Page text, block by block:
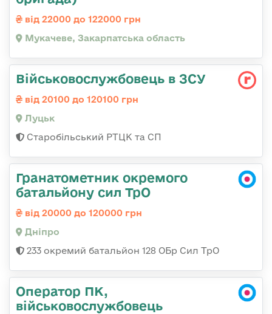
від 22000 до 122000 грн
Мукачеве, Закарпатська область
Військовослужбовець в ЗСУ
від 20100 до 120100 грн
Луцьк
Старобільський РТЦК та СП
Гранатометник окремого
батальйону сил ТрО
від 20000 до 120000 грн
Дніпро
233 окремий батальйон 128 ОБр Сил ТрО
Оператор ПК,
військовослужбовець